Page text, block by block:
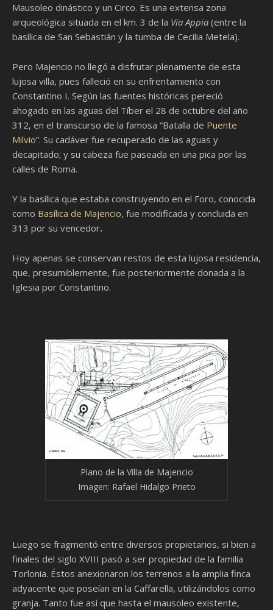
Mausoleo dinástico y un Circo. Es una extensa zona
arqueológica situada en el km. 3 de la Vía Appia (entre la
basílica de San Sebastián y la tumba de Cecilia Metela).
Pero Majencio no llegó a disfrutar plenamente de esta
lujosa villa, pues falleció en su enfrentamiento con
Constantino I. Según las fuentes históricas pereció
ahogado en las aguas del Tíber el 28 de octubre del año
312, en el transcurso de la famosa “Batalla de Puente
Milvio”. Su cadáver fue recuperado de las aguas y
decapitado; y su cabeza fue paseada en una pica por las
calles de Roma.
Y la basílica que estaba construyendo en el Foro, conocida
como Basílica de Majencio, fue modificada y concluida en
313 por su vencedor.
Hoy apenas se conservan restos de esta lujosa residencia,
que, presumiblemente, fue posteriormente donada a la
Iglesia por Constantino.
Plano de la Villa de Majencio
Imagen: Rafael Hidalgo Prieto
Luego se fragmentó entre diversos propietarios, si bien a
finales del siglo XVIII pasó a ser propiedad de la familia
Torlonia. Éstos anexionaron los terrenos a la amplia finca
adyacente que poseían en la Caffarella, utilizándolos como
granja. Tanto fue así que hasta el mausoleo existente,